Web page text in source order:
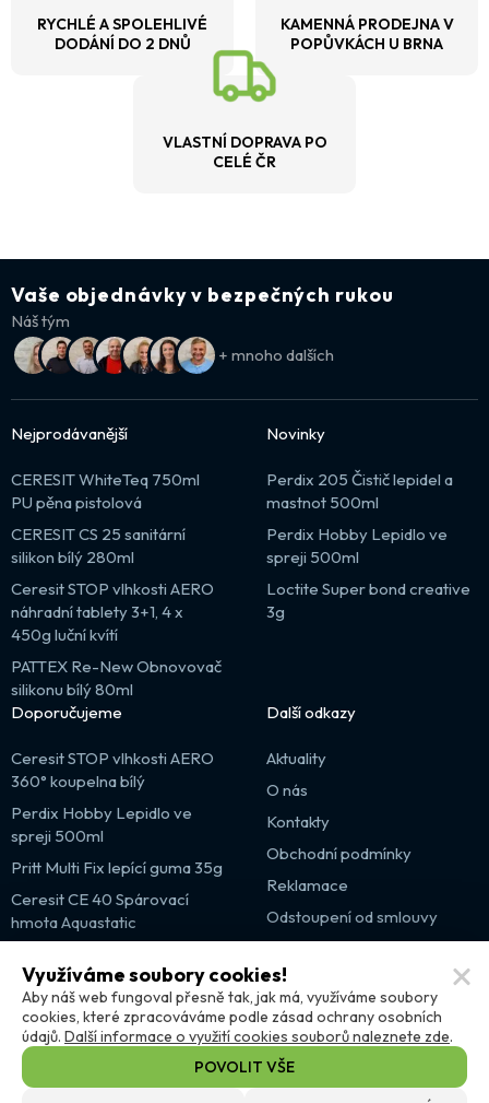
RYCHLÉ A SPOLEHLIVÉ
DODÁNÍ DO 2 DNŮ
KAMENNÁ PRODEJNA V
POPŮVKÁCH U BRNA
VLASTNÍ DOPRAVA PO
CELÉ ČR
Vaše objednávky v bezpečných rukou
Náš tým
+ mnoho dalších
Nejprodávanější
CERESIT WhiteTeq 750ml
PU pěna pistolová
CERESIT CS 25 sanitární
silikon bílý 280ml
Ceresit STOP vlhkosti AERO
náhradní tablety 3+1, 4 x
450g luční kvítí
PATTEX Re-New Obnovovač
silikonu bílý 80ml
Novinky
Perdix 205 Čistič lepidel a
mastnot 500ml
Perdix Hobby Lepidlo ve
spreji 500ml
Loctite Super bond creative
3g
Doporučujeme
Ceresit STOP vlhkosti AERO
360° koupelna bílý
Perdix Hobby Lepidlo ve
spreji 500ml
Pritt Multi Fix lepící guma 35g
Ceresit CE 40 Spárovací
hmota Aquastatic
Další odkazy
Aktuality
O nás
Kontakty
Obchodní podmínky
Reklamace
Odstoupení od smlouvy
Výprodej
Partnerské weby
Využíváme soubory cookies!
Aby náš web fungoval přesně tak, jak má, využíváme soubory
cookies, které zpracováváme podle zásad ochrany osobních
údajů. Další informace o využití cookies souborů naleznete zde.
POVOLIT VŠE